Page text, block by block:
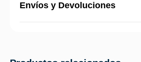
Envíos y Devoluciones